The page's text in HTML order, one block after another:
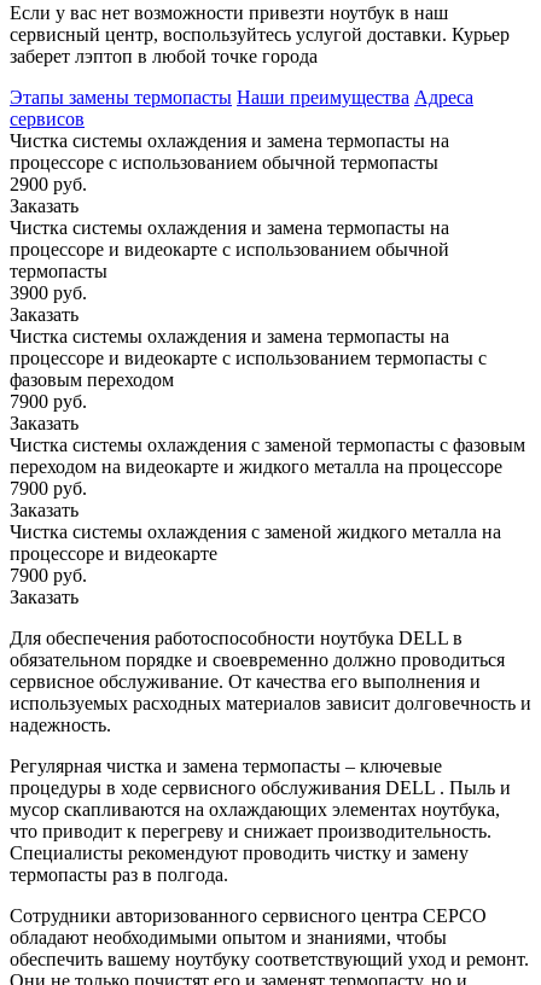
Если у вас нет возможности привезти ноутбук в наш
сервисный центр, воспользуйтесь услугой доставки. Курьер
заберет лэптоп в любой точке города
Этапы замены термопасты Наши преимущества Адреса
сервисов
Чистка системы охлаждения и замена термопасты на
процессоре с использованием обычной термопасты
2900 руб.
Заказать
Чистка системы охлаждения и замена термопасты на
процессоре и видеокарте с использованием обычной
термопасты
3900 руб.
Заказать
Чистка системы охлаждения и замена термопасты на
процессоре и видеокарте с использованием термопасты с
фазовым переходом
7900 руб.
Заказать
Чистка системы охлаждения с заменой термопасты с фазовым
переходом на видеокарте и жидкого металла на процессоре
7900 руб.
Заказать
Чистка системы охлаждения с заменой жидкого металла на
процессоре и видеокарте
7900 руб.
Заказать
Для обеспечения работоспособности ноутбука DELL в
обязательном порядке и своевременно должно проводиться
сервисное обслуживание. От качества его выполнения и
используемых расходных материалов зависит долговечность и
надежность.
Регулярная чистка и замена термопасты – ключевые
процедуры в ходе сервисного обслуживания DELL . Пыль и
мусор скапливаются на охлаждающих элементах ноутбука,
что приводит к перегреву и снижает производительность.
Специалисты рекомендуют проводить чистку и замену
термопасты раз в полгода.
Сотрудники авторизованного сервисного центра СЕРСО
обладают необходимыми опытом и знаниями, чтобы
обеспечить вашему ноутбуку соответствующий уход и ремонт.
Они не только почистят его и заменят термопасту, но и